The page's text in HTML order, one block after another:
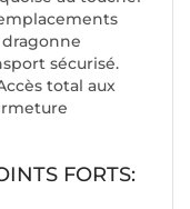
sécurisé.
total aux
FORTS: